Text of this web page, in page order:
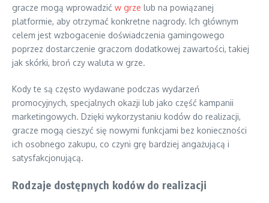
gracze mogą wprowadzić w grze lub na powiązanej
platformie, aby otrzymać konkretne nagrody. Ich głównym
celem jest wzbogacenie doświadczenia gamingowego
poprzez dostarczenie graczom dodatkowej zawartości, takiej
jak skórki, broń czy waluta w grze.
Kody te są często wydawane podczas wydarzeń
promocyjnych, specjalnych okazji lub jako część kampanii
marketingowych. Dzięki wykorzystaniu kodów do realizacji,
gracze mogą cieszyć się nowymi funkcjami bez konieczności
ich osobnego zakupu, co czyni grę bardziej angażującą i
satysfakcjonującą.
Rodzaje dostępnych kodów do realizacji